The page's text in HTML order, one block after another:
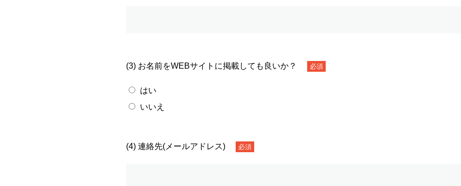
(3) お名前をWEBサイトに掲載しても良いか？ 必須
はい
いいえ
(4) 連絡先(メールアドレス) 必須